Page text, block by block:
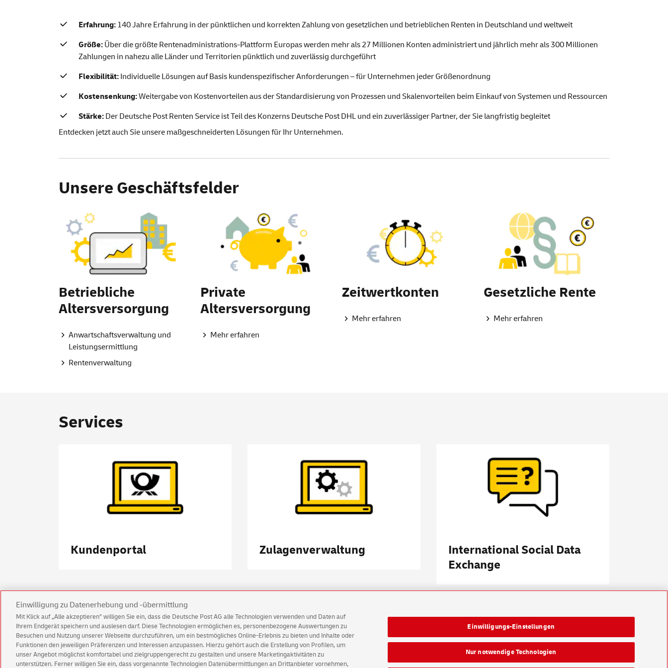
Erfahrung: 140 Jahre Erfahrung in der pünktlichen und korrekten Zahlung von gesetzlichen und betrieblichen Renten in Deutschland und weltweit
Größe: Über die größte Rentenadministrations-Plattform Europas werden mehr als 27 Millionen Konten administriert und jährlich mehr als 300 Millionen
Zahlungen in nahezu alle Länder und Territorien pünktlich und zuverlässig durchgeführt
Flexibilität: Individuelle Lösungen auf Basis kundenspezifischer Anforderungen – für Unternehmen jeder Größenordnung
Kostensenkung:Weitergabe von Kostenvorteilen aus der Standardisierung von Prozessen und Skalenvorteilen beim Einkauf von Systemen und Ressourcen
Stärke: Der Deutsche Post Renten Service ist Teil des Konzerns Deutsche Post DHL und ein zuverlässiger Partner, der Sie langfristig begleitet
Entdecken jetzt auch Sie unsere maßgeschneiderten Lösungen für Ihr Unternehmen.
Unsere Geschäftsfelder
Betriebliche
Altersversorgung
Anwartschaftsverwaltung und
Leistungsermittlung
Rentenverwaltung
Private
Altersversorgung
Mehr erfahren
Zeitwertkonten
Mehr erfahren
Gesetzliche Rente
Mehr erfahren
Services
Kundenportal Zulagenverwaltung
International Social Data
Exchange
Impressum Rechtliche Hinweise Datenschutz Barrierefreiheit Einwilligungs-Einstellungen
Einwilligung zu Datenerhebung und -übermittlung
Mit Klick auf „Alle akzeptieren” willigen Sie ein, dass die Deutsche Post AG alle Technologien verwenden und Daten auf
Ihrem Endgerät speichern und auslesen darf. Diese Technologien ermöglichen es, personenbezogene Auswertungen zu
Besuchen und Nutzung unserer Webseite durchzuführen, um ein bestmögliches Online-Erlebnis zu bieten und Inhalte oder
Funktionen den jeweiligen Präferenzen und Interessen anzupassen. Hierzu gehört auch die Erstellung von Profilen, um
unser Angebot möglichst komfortabel und zielgruppengerecht zu gestalten und unsere Marketingaktivitäten zu
unterstützen. Ferner willigen Sie ein, dass vorgenannte Technologien Datenübermittlungen an Drittanbieter vornehmen,
Einwilligungs-Einstellungen
Nur notwendige Technologien